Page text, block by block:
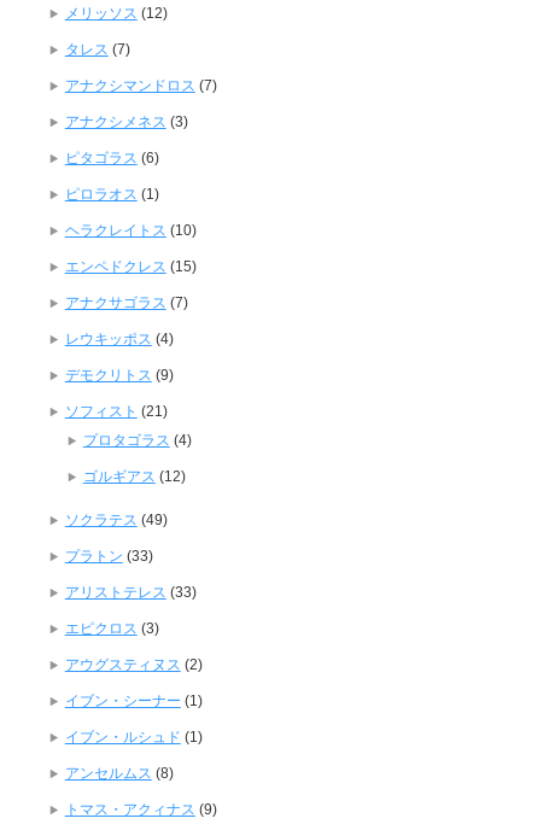
メリッソス (12)
タレス (7)
アナクシマンドロス (7)
アナクシメネス (3)
ピタゴラス (6)
ピロラオス (1)
ヘラクレイトス (10)
エンペドクレス (15)
アナクサゴラス (7)
レウキッポス (4)
デモクリトス (9)
ソフィスト (21)
プロタゴラス (4)
ゴルギアス (12)
ソクラテス (49)
プラトン (33)
アリストテレス (33)
エピクロス (3)
アウグスティヌス (2)
イブン・シーナー (1)
イブン・ルシュド (1)
アンセルムス (8)
トマス・アクィナス (9)